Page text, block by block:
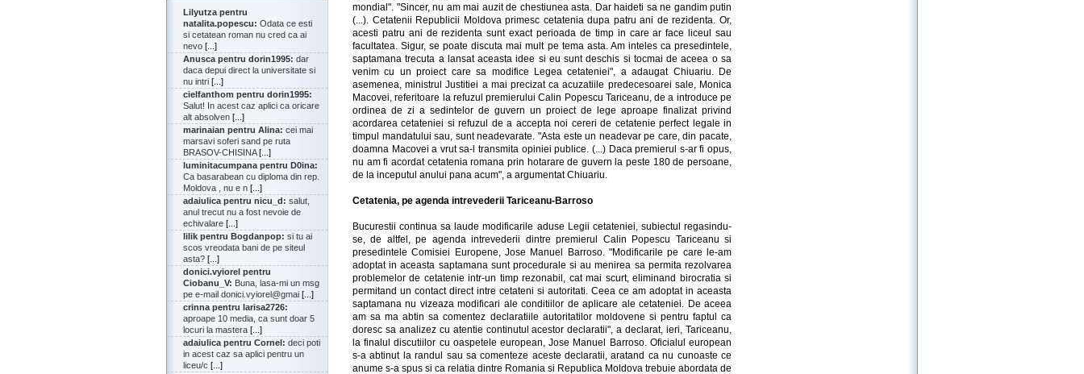
Lilyutza pentru
natalita.popescu: Odata ce esti
si cetatean roman nu cred ca ai
nevo [...]
Anusca pentru dorin1995: dar
daca depui direct la universitate si
nu intri [...]
cielfanthom pentru dorin1995:
Salut! In acest caz aplici ca oricare
alt absolven [...]
marinaian pentru Alina: cei mai
marsavi soferi sand pe ruta
BRASOV-CHISINA[...]
luminitacumpana pentru D0ina:
Ca basarabean cu diploma din rep.
Moldova , nu e n [...]
adaiulica pentru nicu_d: salut,
anul trecut nu a fost nevoie de
echivalare [...]
lilik pentru Bogdanpop: si tu ai
scos vreodata bani de pe siteul
asta? [...]
donici.vyiorel pentru
Ciobanu_V: Buna, lasa-mi un msg
pe e-mail donici.vyiorel@gmai [...]
crinna pentru larisa2726:
aproape 10 media, ca sunt doar 5
locuri la mastera [...]
adaiulica pentru Cornel: deci poti
in acest caz sa aplici pentru un
liceu/c [...]
mondial". "Sincer, nu am mai auzit de chestiunea asta. Dar haideti sa ne gandim putin
(...). Cetatenii Republicii Moldova primesc cetatenia dupa patru ani de rezidenta. Or,
acesti patru ani de rezidenta sunt exact perioada de timp in care ar face liceul sau
facultatea. Sigur, se poate discuta mai mult pe tema asta. Am inteles ca presedintele,
saptamana trecuta a lansat aceasta idee si eu sunt deschis si tocmai de aceea o sa
venim cu un proiect care sa modifice Legea cetateniei", a adaugat Chiuariu. De
asemenea, ministrul Justitiei a mai precizat ca acuzatiile predecesoarei sale, Monica
Macovei, referitoare la refuzul premierului Calin Popescu Tariceanu, de a introduce pe
ordinea de zi a sedintelor de guvern un proiect de lege aproape finalizat privind
acordarea cetateniei si refuzul de a accepta noi cereri de cetatenie perfect legale in
timpul mandatului sau, sunt neadevarate. "Asta este un neadevar pe care, din pacate,
doamna Macovei a vrut sa-l transmita opiniei publice. (...) Daca premierul s-ar fi opus,
nu am fi acordat cetatenia romana prin hotarare de guvern la peste 180 de persoane,
de la inceputul anului pana acum", a argumentat Chiuariu.
Cetatenia, pe agenda intrevederii Tariceanu-Barroso
Bucurestii continua sa laude modificarile aduse Legii cetateniei, subiectul regasindu-
se, de altfel, pe agenda intrevederii dintre premierul Calin Popescu Tariceanu si
presedintele Comisiei Europene, Jose Manuel Barroso. "Modificarile pe care le-am
adoptat in aceasta saptamana sunt procedurale si au menirea sa permita rezolvarea
problemelor de cetatenie intr-un timp rezonabil, cat mai scurt, eliminand birocratia si
permitand un contact direct intre cetateni si autoritati. Ceea ce am adoptat in aceasta
saptamana nu vizeaza modificari ale conditiilor de aplicare ale cetateniei. De aceea
am sa ma abtin sa comentez declaratiile autoritatilor moldovene si pentru faptul ca
doresc sa analizez cu atentie continutul acestor declaratii", a declarat, ieri, Tariceanu,
la finalul discutiilor cu oaspetele european, Jose Manuel Barroso. Oficialul european
s-a abtinut la randul sau sa comenteze aceste declaratii, aratand ca nu cunoaste ce
anume s-a spus si ca relatia dintre Romania si Republica Moldova trebuie abordata de